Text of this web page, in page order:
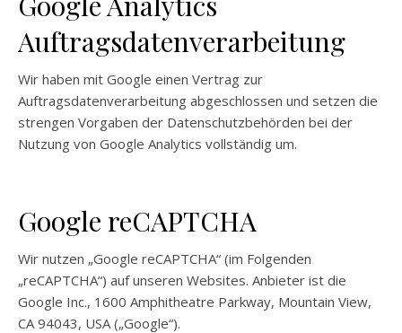
Auftragsdatenverarbeitung
Wir haben mit Google einen Vertrag zur
Auftragsdatenverarbeitung abgeschlossen und setzen die
strengen Vorgaben der Datenschutzbehörden bei der
Nutzung von Google Analytics vollständig um.
Google reCAPTCHA
Wir nutzen „Google reCAPTCHA“ (im Folgenden
„reCAPTCHA“) auf unseren Websites. Anbieter ist die
Google Inc., 1600 Amphitheatre Parkway, Mountain View,
CA 94043, USA („Google“).